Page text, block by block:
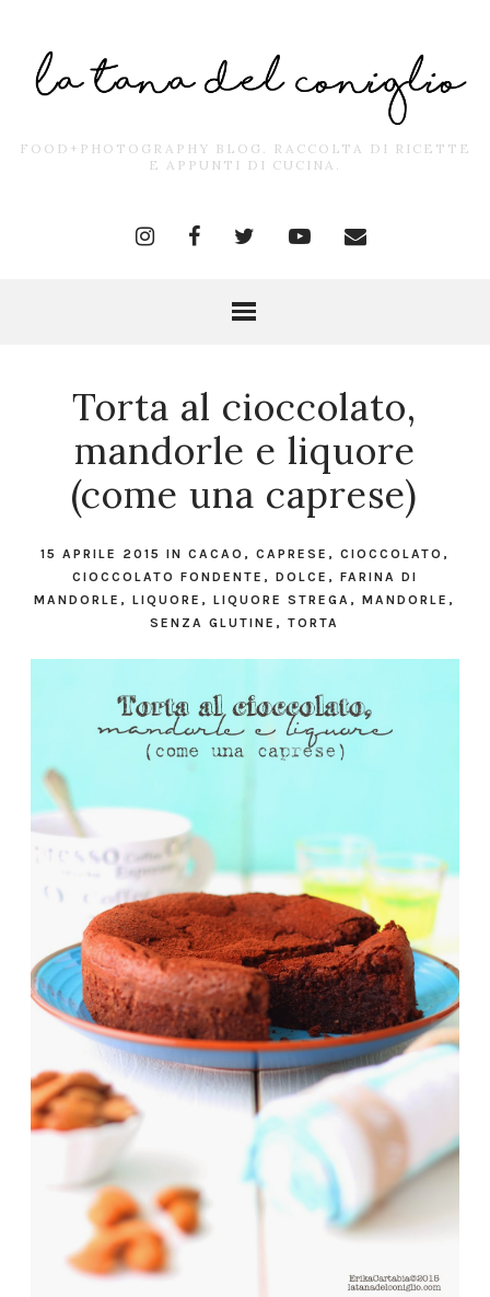
FOOD+PHOTOGRAPHY BLOG. RACCOLTA DI RICETTE
E APPUNTI DI CUCINA.
Torta al cioccolato,
mandorle e liquore
(come una caprese)
15 APRILE 2015 IN CACAO , CAPRESE , CIOCCOLATO ,
CIOCCOLATO FONDENTE , DOLCE , FARINA DI
MANDORLE ,LIQUORE ,LIQUORE STREGA ,MANDORLE ,
SENZA GLUTINE ,TORTA